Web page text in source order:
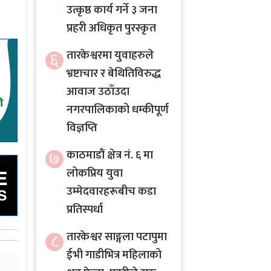
उत्कृष्ठ कार्य गर्ने ३ जना
प्रहरी अधिकृत पुरस्कृत
६ तारकेश्वरमा युवाहरुले
भ्रष्टाचार र बेथितिविरुद्ध
आवाज उठाँउदा
नगरपालिकाको धम्कीपूर्ण
विज्ञप्ति
७ काठमाडौं क्षेत्र नं. ६ मा
लोकप्रिय युवा
उम्मेदवारहरूबीच कडा
प्रतिस्पर्धा
८ तारकेश्वर साङ्गला पटापुमा
ईभी गाडीभित्र महिलाको